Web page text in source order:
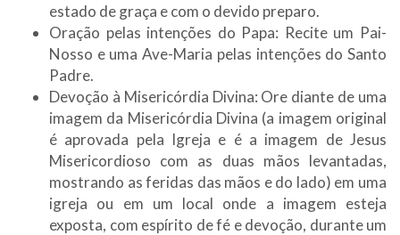
estado de graça e com o devido preparo.
Oração pelas intenções do Papa: Recite um Pai-
Nosso e uma Ave-Maria pelas intenções do Santo
Padre.
Devoção à Misericórdia Divina: Ore diante de uma
imagem da Misericórdia Divina (a imagem original
é aprovada pela Igreja e é a imagem de Jesus
Misericordioso com as duas mãos levantadas,
mostrando as feridas das mãos e do lado) em uma
igreja ou em um local onde a imagem esteja
exposta, com espírito de fé e devoção, durante um